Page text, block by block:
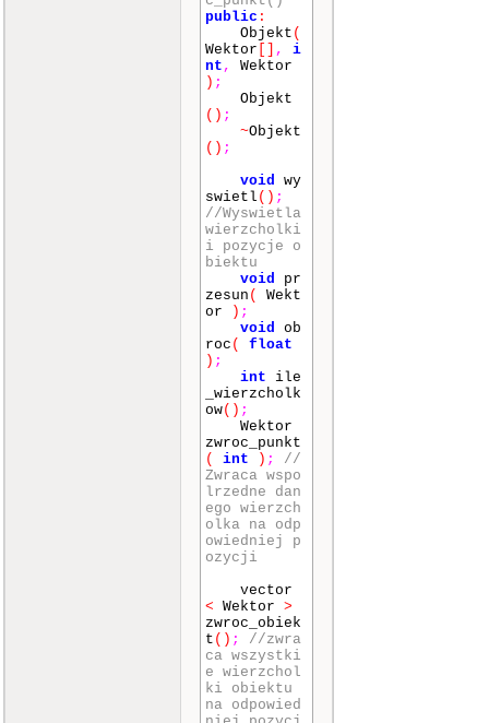
public :
Objekt (
Wektor
,
i
nt ,
Wektor
) ;
Objekt
() ;
~Objekt
() ;
void wy
swietl () ;
//Wyswietla
wierzcholki
i pozycje o
biektu
void pr
zesun (
Wekt
or
) ;
void ob
roc (
float
) ;
int ile
_wierzcholk
ow() ;
Wektor
zwroc_punkt
(
int ) ;
//
Zwraca wspo
lrzedne dan
ego wierzch
olka na odp
owiedniej p
ozycji
vector
< Wektor >
zwroc_obiek
t () ;
//zwra
ca wszystki
e wierzchol
ki obiektu
na odpowied